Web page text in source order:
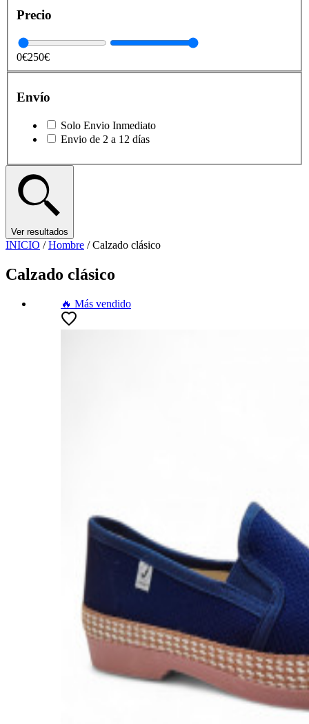
Precio
0€250€
Envío
Solo Envio Inmediato
Envio de 2 a 12 días
Ver resultados
INICIO /Hombre /Calzado clásico
Calzado clásico
🔥 Más vendido